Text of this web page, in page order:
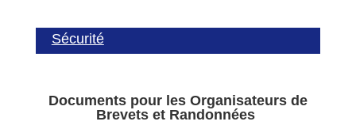
Sécurité
Documents pour les Organisateurs de
Brevets et Randonnées